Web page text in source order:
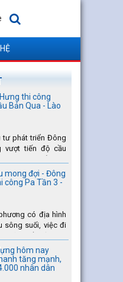
thi công
Bản Qua - Lào
tư phát triển Đông
vượt tiến độ cầu
dương trên
mong đợi - Đông
công Pa Tần 3 -
có địa hình
sông suối, việc đi
đặc biệt là vào
hôm nay
tăng mạnh,
nhân dân